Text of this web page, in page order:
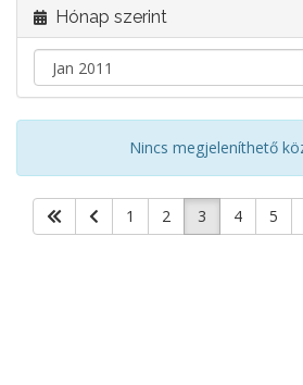
Hónap szerint
Nincs megjeleníthető
1 2 3 4 5